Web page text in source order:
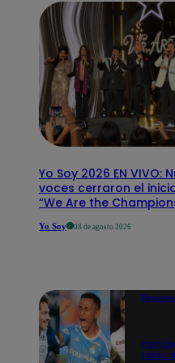
Yo Soy 2026 EN VIVO:
voces cerraron el
“We Are the
Yo Soy 08 de agosto 2026
Deportes
tabla